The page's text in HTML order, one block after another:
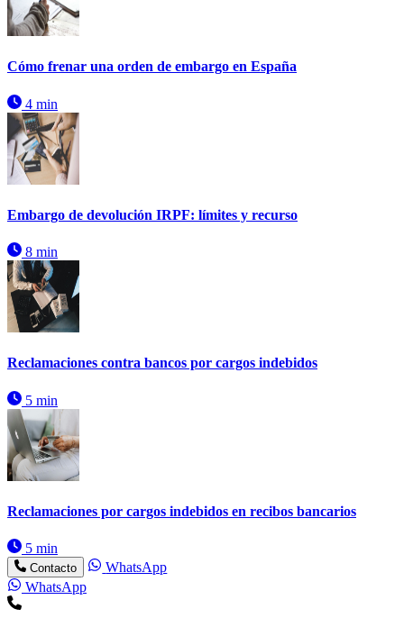
Cómo frenar una orden de embargo en España
4 min
Embargo de devolución IRPF: límites y recurso
8 min
Reclamaciones contra bancos por cargos indebidos
5 min
Reclamaciones por cargos indebidos en recibos bancarios
5 min
Contacto
WhatsApp
WhatsApp